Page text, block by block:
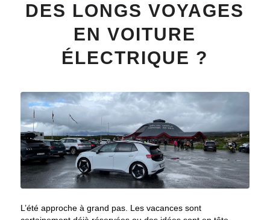
DES LONGS VOYAGES
EN VOITURE
ÉLECTRIQUE ?
L’été approche à grand pas. Les vacances sont